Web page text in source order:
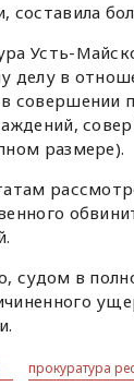
составила
Усть-
делу в
совершении
размере).
судом в
прокуратура